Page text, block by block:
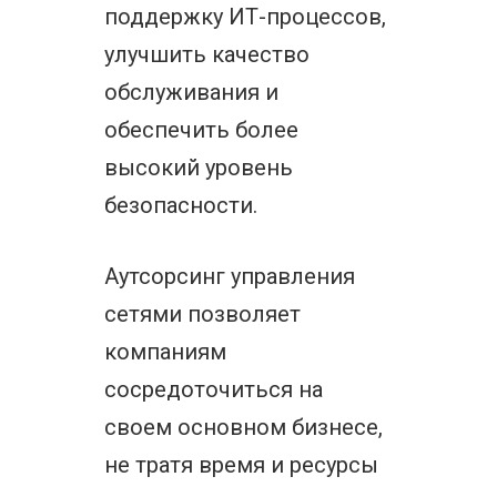
поддержку ИТ-процессов,
улучшить качество
обслуживания и
обеспечить более
высокий уровень
безопасности.
Аутсорсинг управления
сетями позволяет
компаниям
сосредоточиться на
своем основном бизнесе,
не тратя время и ресурсы